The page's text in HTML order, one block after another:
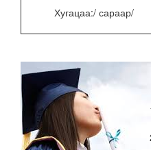
Хугацаа:/ сараар/